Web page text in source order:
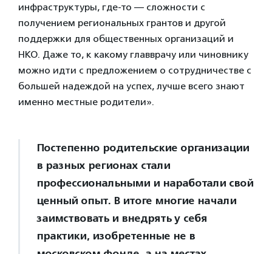
инфраструктуры, где-то — сложности с
получением региональных грантов и другой
поддержки для общественных организаций и
НКО. Даже то, к какому главврачу или чиновнику
можно идти с предложением о сотрудничестве с
большей надеждой на успех, лучше всего знают
именно местные родители».
Постепенно родительские организации
в разных регионах стали
профессиональными и наработали свой
ценный опыт. В итоге многие начали
заимствовать и внедрять у себя
практики, изобретенные не в